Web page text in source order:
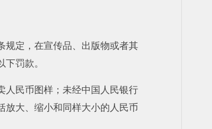
规定，在宣传品、出版物或者其
罚款。
人民币图样；未经中国人民银行
放大、缩小和同样大小的人民币